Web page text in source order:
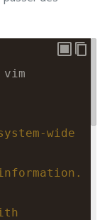
vim
wide